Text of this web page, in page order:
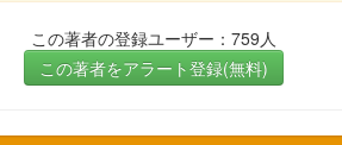
この著者の登録ユーザー：759人
この著者をアラート登録(無料)